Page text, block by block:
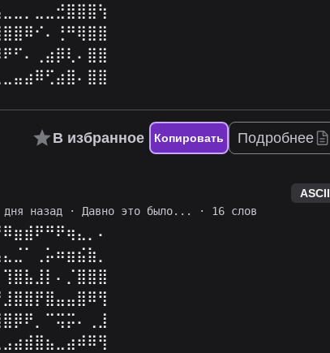
В избранное Копировать Подробнее
назад · Давно это было... · 16 слов
ASCII